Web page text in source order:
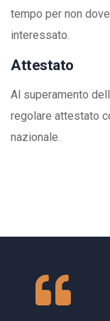
tempo per non
interessato.
Attestato
Al superamento
regolare attestato
nazionale.